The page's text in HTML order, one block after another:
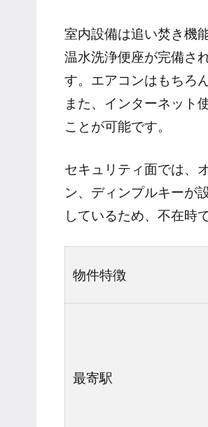
室内設備は追い焚き機
温水洗浄便座が完備さ
す。エアコンはもちろ
また、インターネット
ことが可能です。
セキュリティ面では、
ン、ディンプルキーが
しているため、不在時
物件特徴
最寄駅